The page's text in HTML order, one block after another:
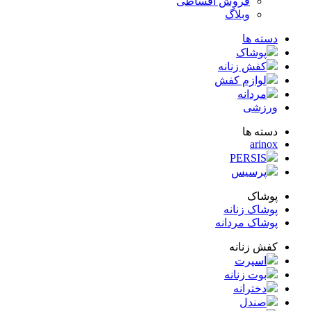
ها
پوشاک
کفش زنانه
لوازم کفش
مردانه
ها
PERSIS
پرسیس
زنانه
مردانه
زنانه
اسپرت
بوت زنانه
دخترانه
صندل